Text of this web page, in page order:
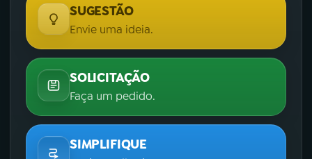
SUGESTÃO
Envie uma ideia.
SOLICITAÇÃO
Faça um pedido.
SIMPLIFIQUE